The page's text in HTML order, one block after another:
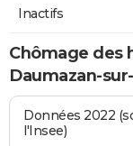
Inactifs
Chômage des
Daumazan-
Données 2022
l'Insee)